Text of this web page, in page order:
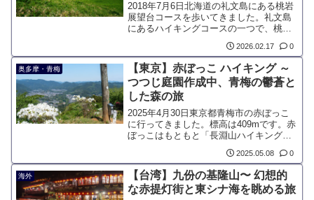
2018年7月6日北海道の礼文島にある桃岩
展望台コースを歩いてきました。礼文島
にあるハイキングコースの一つで、桃岩
展望台登山口から知床までを結ぶ全長6.4
キロのコースです。礼文島に咲く多彩な
花々を楽しめるほか、利尻岳や海の雄大
な景色を望むことができる、眺望に優れ
たルートです。
2026.02.17 0
奥多摩・青梅
【東京】赤ぼっこ ハイキング ～
つつじ庭園作成中、青梅の鬱蒼と
した森の旅
2025年4月30日東京都青梅市の赤ぼっこ
に行ってきました。標高は409mです。赤
ぼっこはもともと「長淵山ハイキングコ
ース」の一部にある山でしたが、展望が
開けていることに加え、数年前から山頂
にツツジの植樹が始まったことで、現在
では代表的な山の一つとなりました。
2025.05.08 0
海外
【台湾】九份の基隆山〜 幻想的
な赤提灯街と東シナ海を眺める旅